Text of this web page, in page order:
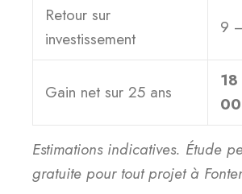
Retour sur
investissement
9
Gain net sur 25 ans
Estimations indicatives. Étude
gratuite pour tout projet à